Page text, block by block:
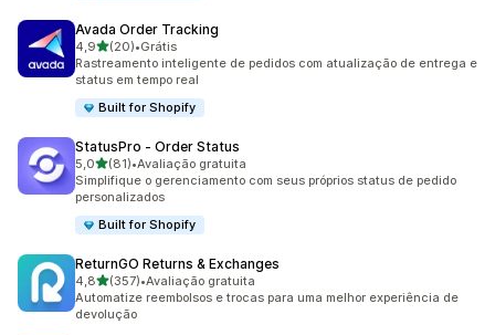
Avada Order Tracking
4,9de 5 estrelas
(20)
20 avaliações ao todo
•Grátis
Rastreamento inteligente de pedidos com atualização de entrega e
status em tempo real
Built for Shopify
StatusPro ‑ Order Status
5,0de 5 estrelas
(81)
81 avaliações ao todo
•Avaliação gratuita
Simplifique o gerenciamento com seus próprios status de pedido
personalizados
Built for Shopify
ReturnGO Returns & Exchanges
4,8de 5 estrelas
(357)
357 avaliações ao todo
•Avaliação gratuita
Automatize reembolsos e trocas para uma melhor experiência de
devolução